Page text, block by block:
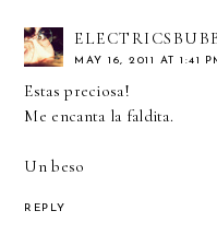
MAY 16, 2011 AT 1:41
Estas preciosa!
Me encanta la faldita.
Un beso
REPLY